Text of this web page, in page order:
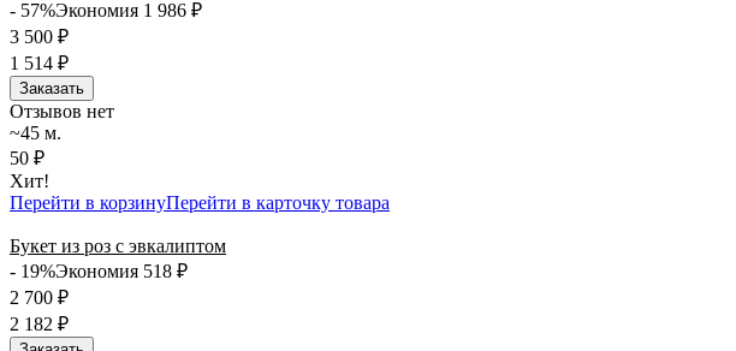
- 57%Экономия 1 986 ₽
3 500 ₽
1 514 ₽
Заказать
Отзывов нет
~45 м.
50 ₽
Хит!
Перейти в корзинуПерейти в карточку товара
Букет из роз с эвкалиптом
- 19%Экономия 518 ₽
2 700 ₽
2 182 ₽